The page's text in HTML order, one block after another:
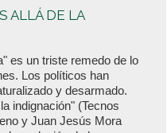
ALLÁ DE LA
es un triste remedo de lo
Los políticos han
y desarmado.
indignación" (Tecnos
y Juan Jesús Mora